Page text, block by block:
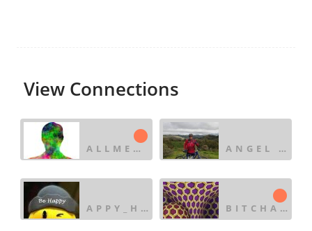
View Connections
ALLMENDENETZ ANGEL CACERES
APPY_HAPPY@DIASPORAS BITCHABLEITER :MASTO